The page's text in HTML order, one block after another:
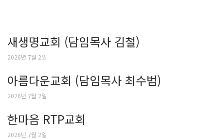
새생명교회 (담임목사 김철)
2026년 7월 2일
아름다운교회 (담임목사 최수범)
2026년 7월 2일
한마음 RTP교회
2026년 7월 2일